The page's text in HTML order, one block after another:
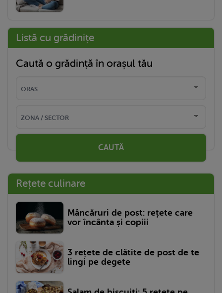
Listă cu grădinițe
Caută o grădință în orașul tău
CAUTĂ
Rețete culinare
Mâncăruri de post: rețete care
vor încânta și copiii
3 rețete de clătite de post de te
lingi pe degete